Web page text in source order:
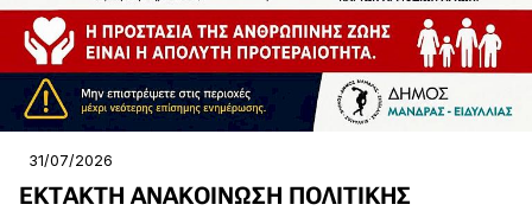
31/07/2026
ΕΚΤΑΚΤΗ ΑΝΑΚΟΙΝΩΣΗ ΠΟΛΙΤΙΚΗΣ